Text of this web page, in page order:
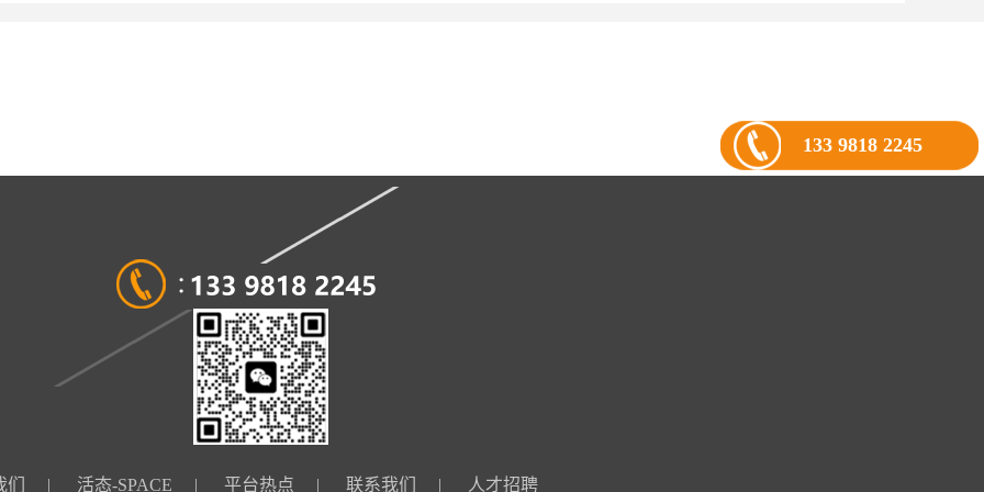
| 活态-SPACE | 平台热点 | 联系我们 | 人才招聘
133 9818 2245